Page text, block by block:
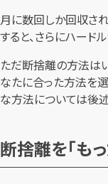
月に数回しか回収さ
すると、さらにハード
ただ断捨離の方法は
なたに合った方法を
な方法については後
断捨離を「も